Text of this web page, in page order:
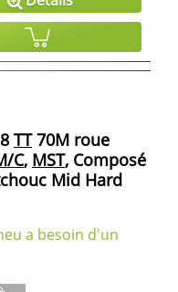
TT70M roue
C, MST, Composé
Mid Hard
a besoin d'un